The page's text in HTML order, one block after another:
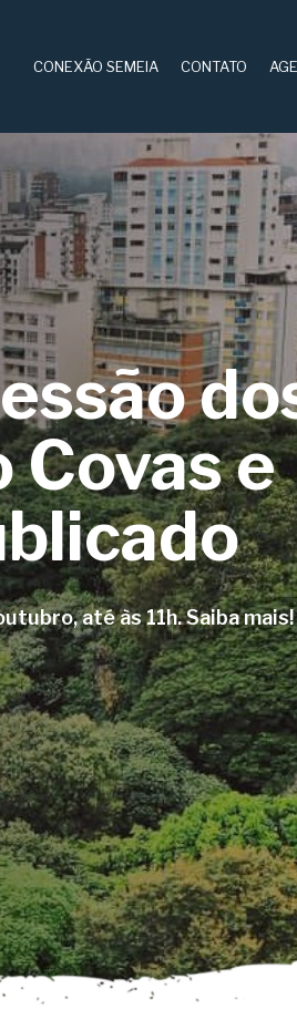
CONEXÃO SEMEIA CONTATO
e
até às 11h. Saiba mais!